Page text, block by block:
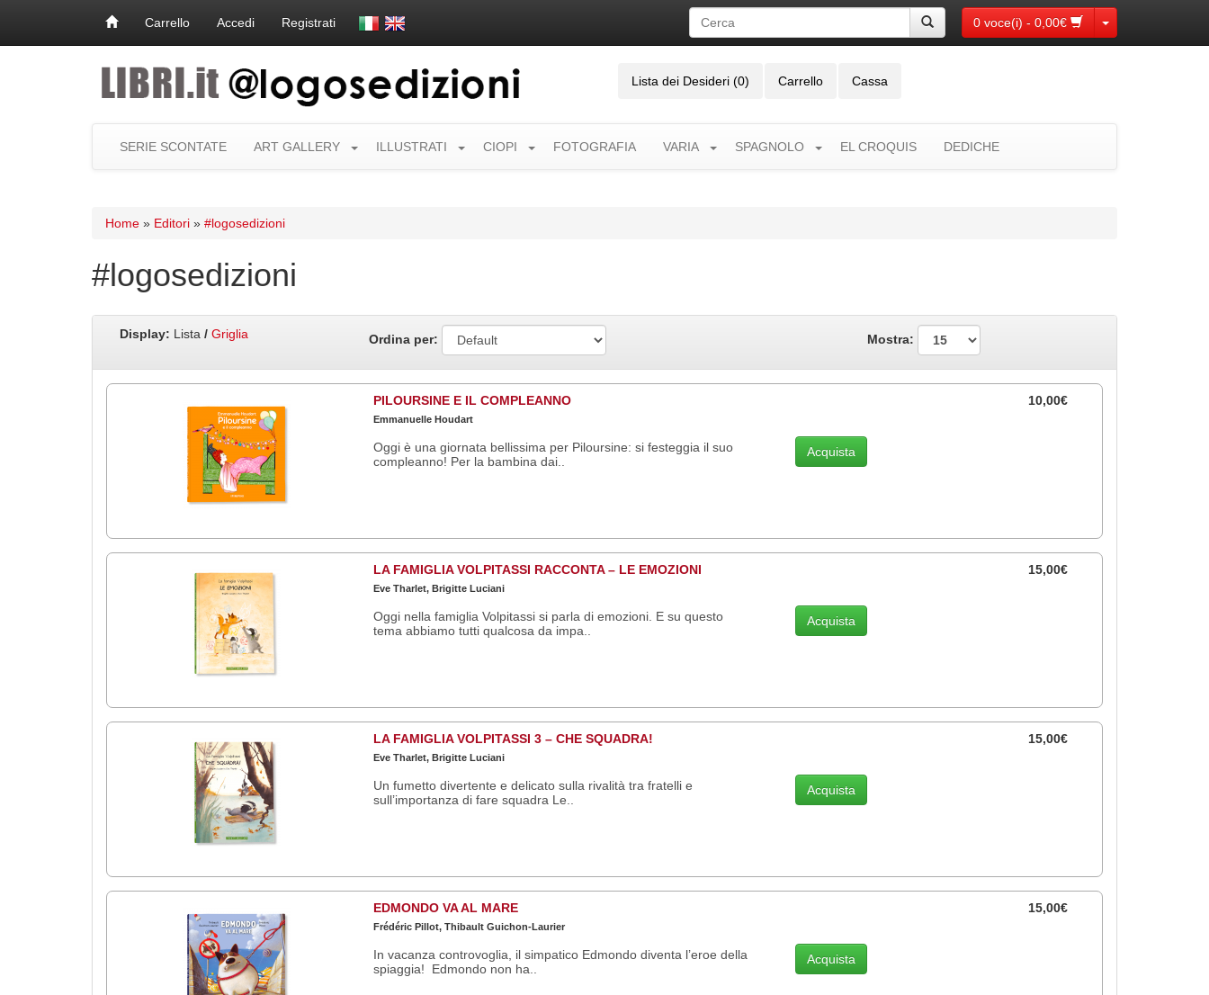
0 voce(i) - 0,00€ Toggle Dropdown
Carrello Accedi Registrati
Lista dei Desideri (0) Carrello Cassa
SERIE SCONTATE ART GALLERY ILLUSTRATI CIOPI FOTOGRAFIA VARIA SPAGNOLO EL CROQUIS DEDICHE
Home » Editori » #logosedizioni
#logosedizioni
Display: Lista / Griglia Ordina per: Mostra:
PILOURSINE E IL COMPLEANNO
Emmanuelle Houdart
Oggi è una giornata bellissima per Piloursine: si festeggia il suo
compleanno! Per la bambina dai..
10,00€
Acquista
LA FAMIGLIA VOLPITASSI RACCONTA – LE EMOZIONI
Eve Tharlet, Brigitte Luciani
Oggi nella famiglia Volpitassi si parla di emozioni. E su questo
tema abbiamo tutti qualcosa da impa..
15,00€
Acquista
LA FAMIGLIA VOLPITASSI 3 – CHE SQUADRA!
Eve Tharlet, Brigitte Luciani
Un fumetto divertente e delicato sulla rivalità tra fratelli e
sull’importanza di fare squadra Le..
15,00€
Acquista
EDMONDO VA AL MARE
Frédéric Pillot, Thibault Guichon-Laurier
In vacanza controvoglia, il simpatico Edmondo diventa l’eroe della
spiaggia! Edmondo non ha..
15,00€
Acquista